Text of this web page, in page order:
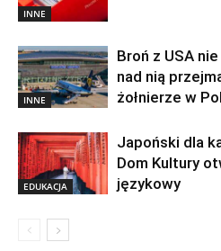
INNE
INNE
Broń z USA
nad nią
żołnierze w
EDUKACJA
Japoński dla
Dom Kultury
językowy